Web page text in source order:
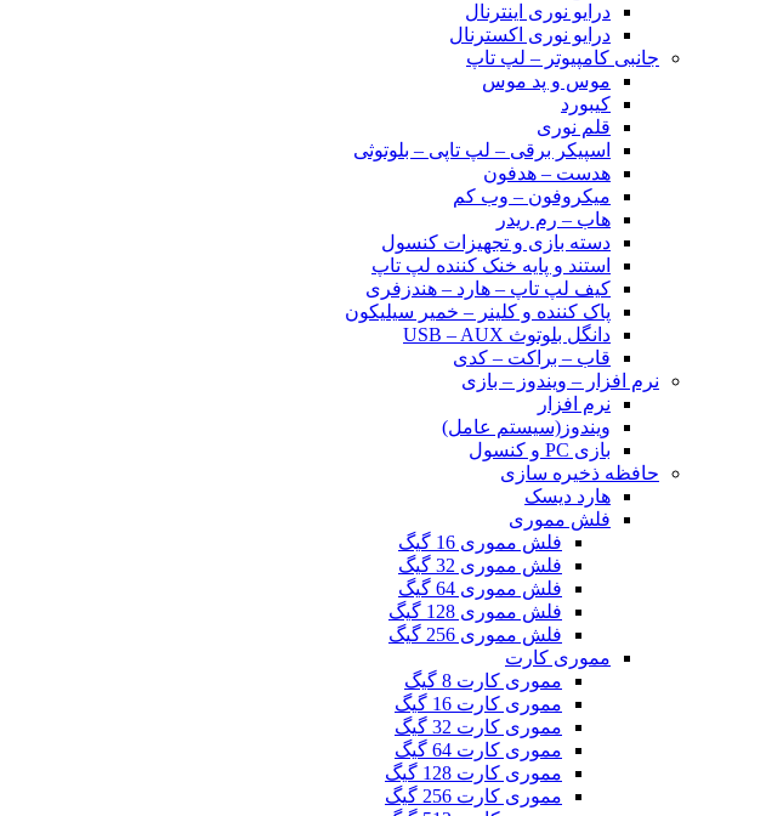
درایو نوری اینترنال
درایو نوری اکسترنال
جانبی کامپیوتر – لپ تاپ
موس و پد موس
کیبورد
قلم نوری
اسپیکر برقی – لپ تاپی – بلوتوثی
هدست – هدفون
میکروفون – وب کم
هاب – رم ریدر
دسته بازی و تجهیزات کنسول
استند و پایه خنک کننده لپ تاپ
کیف لپ تاپ – هارد – هندزفری
پاک کننده و کلینر – خمیر سیلیکون
دانگل بلوتوث USB – AUX
قاب – براکت – کدی
نرم افزار – ویندوز – بازی
نرم افزار
ویندوز(سیستم عامل)
بازی PC و کنسول
حافظه ذخیره سازی
هارد دیسک
فلش مموری
فلش مموری 16 گیگ
فلش مموری 32 گیگ
فلش مموری 64 گیگ
فلش مموری 128 گیگ
فلش مموری 256 گیگ
مموری کارت
مموری کارت 8 گیگ
مموری کارت 16 گیگ
مموری کارت 32 گیگ
مموری کارت 64 گیگ
مموری کارت 128 گیگ
مموری کارت 256 گیگ